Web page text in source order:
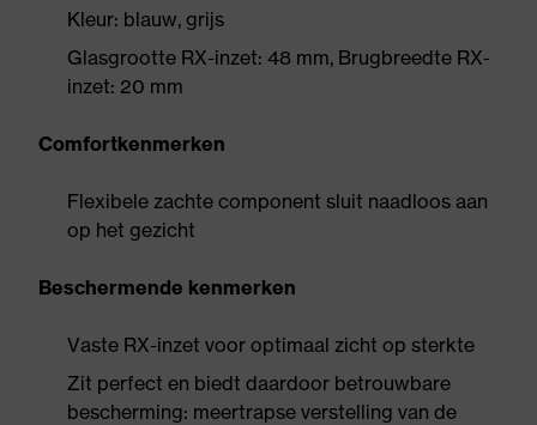
Kleur: blauw, grijs
Glasgrootte RX-inzet: 48 mm, Brugbreedte RX-
inzet: 20 mm
Comfortkenmerken
Flexibele zachte component sluit naadloos aan
op het gezicht
Beschermende kenmerken
Vaste RX-inzet voor optimaal zicht op sterkte
Zit perfect en biedt daardoor betrouwbare
bescherming: meertrapse verstelling van de